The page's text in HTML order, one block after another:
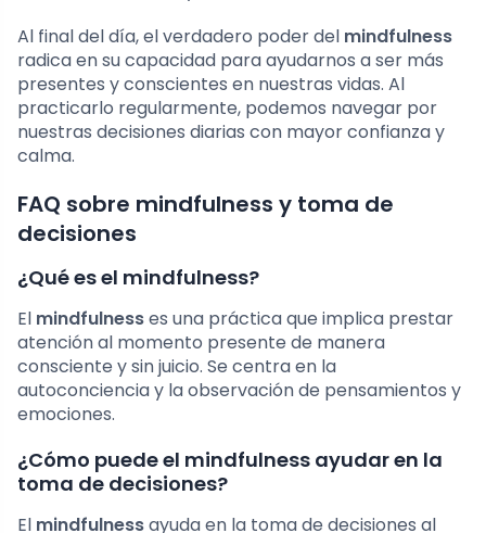
Al final del día, el verdadero poder del mindfulness
radica en su capacidad para ayudarnos a ser más
presentes y conscientes en nuestras vidas. Al
practicarlo regularmente, podemos navegar por
nuestras decisiones diarias con mayor confianza y
calma.
FAQ sobre mindfulness y toma de
decisiones
¿Qué es el mindfulness?
El mindfulnesses una práctica que implica prestar
atención al momento presente de manera
consciente y sin juicio. Se centra en la
autoconciencia y la observación de pensamientos y
emociones.
¿Cómo puede el mindfulness ayudar en la
toma de decisiones?
El mindfulnessayuda en la toma de decisiones al